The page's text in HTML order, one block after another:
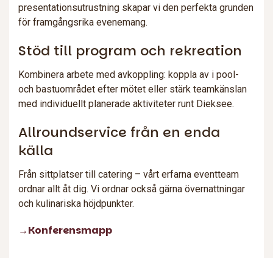
presentationsutrustning skapar vi den perfekta grunden
för framgångsrika evenemang.
Stöd till program och rekreation
Kombinera arbete med avkoppling: koppla av i pool-
och bastuområdet efter mötet eller stärk teamkänslan
med individuellt planerade aktiviteter runt Dieksee.
Allroundservice från en enda
källa
Från sittplatser till catering – vårt erfarna eventteam
ordnar allt åt dig. Vi ordnar också gärna övernattningar
och kulinariska höjdpunkter.
→Konferensmapp